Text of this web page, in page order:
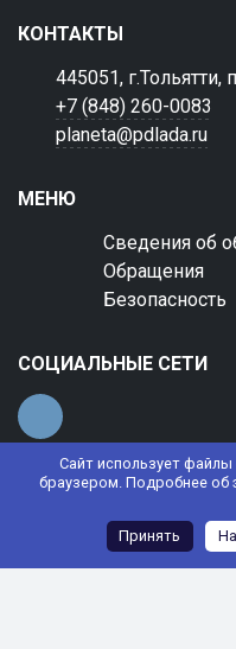
Сайт использует
браузером. Подробнее об
Принять
КОНТАКТЫ
445051, г.Тольятти,
+7 (848) 260-0083
planeta@pdlada.ru
МЕНЮ
Сведения об
Обращения
Безопасность
СОЦИАЛЬНЫЕ СЕТИ
© 2022 АНО ДО